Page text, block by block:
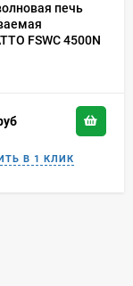
печь
FSWC 4500N